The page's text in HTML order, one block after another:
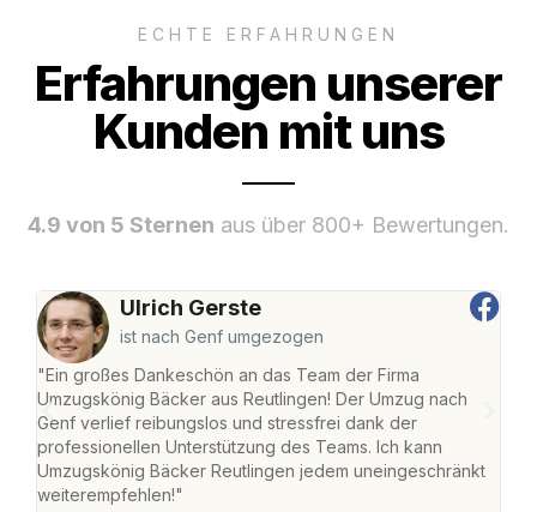
ECHTE ERFAHRUNGEN
Erfahrungen unserer
Kunden mit uns
4.9 von 5 Sternen aus über 800+ Bewertungen.
Ulrich Gerste
ist nach Genf umgezogen
"Ein großes Dankeschön an das Team der Firma
Umzugskönig Bäcker aus Reutlingen! Der Umzug nach
Genf verlief reibungslos und stressfrei dank der
professionellen Unterstützung des Teams. Ich kann
Umzugskönig Bäcker Reutlingen jedem uneingeschränkt
weiterempfehlen!"